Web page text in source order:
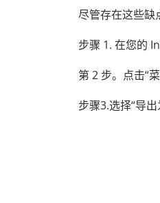
尽管存在这些缺
步骤 1. 在您的
第 2 步。点击“
步骤3.选择“导